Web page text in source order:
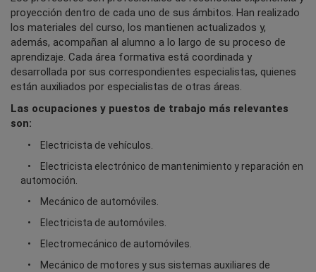
proyección dentro de cada uno de sus ámbitos. Han realizado
los materiales del curso, los mantienen actualizados y,
además, acompañan al alumno a lo largo de su proceso de
aprendizaje. Cada área formativa está coordinada y
desarrollada por sus correspondientes especialistas, quienes
están auxiliados por especialistas de otras áreas.
Las ocupaciones y puestos de trabajo más relevantes
son:
Electricista de vehículos.
Electricista electrónico de mantenimiento y reparación en
automoción.
Mecánico de automóviles.
Electricista de automóviles.
Electromecánico de automóviles.
Mecánico de motores y sus sistemas auxiliares de